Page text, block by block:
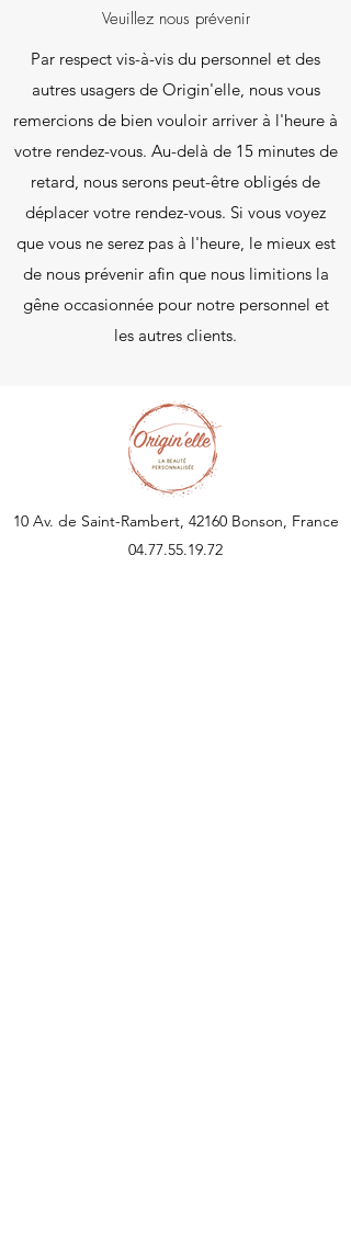
Veuillez nous prévenir
Par respect vis-à-vis du personnel et des
autres usagers de Origin'elle, nous vous
remercions de bien vouloir arriver à l'heure à
votre rendez-vous. Au-delà de 15 minutes de
retard, nous serons peut-être obligés de
déplacer votre rendez-vous. Si vous voyez
que vous ne serez pas à l'heure, le mieux est
de nous prévenir afin que nous limitions la
gêne occasionnée pour notre personnel et
les autres clients.
10 Av. de Saint-Rambert, 42160 Bonson, France
04.77.55.19.72